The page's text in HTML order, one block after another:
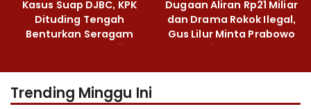
Kasus Suap DJBC, KPK
Dituding Tengah
Benturkan Seragam
Cokelat dengan Hijau
Dugaan Aliran Rp21 Miliar
dan Drama Rokok Ilegal,
Gus Lilur Minta Prabowo
Bertindak Tegas
Trending Minggu Ini